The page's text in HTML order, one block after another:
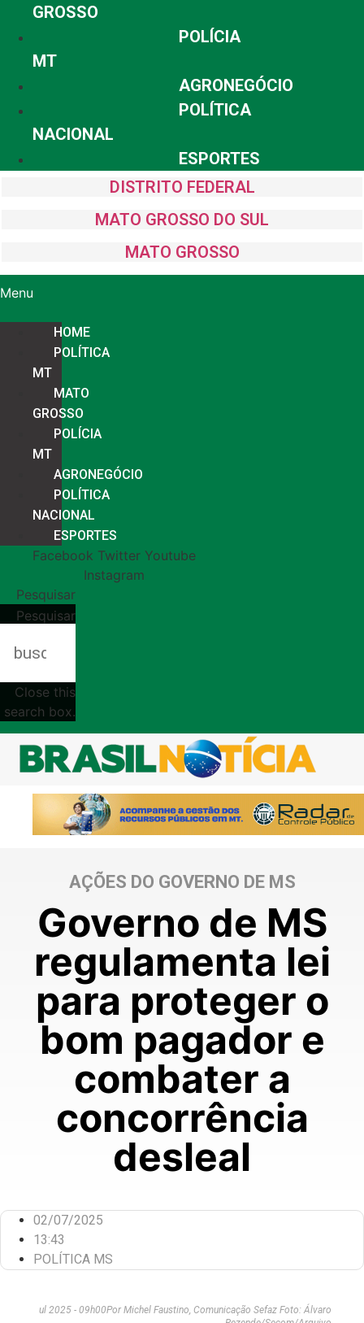
GROSSO
POLÍCIA
MT
AGRONEGÓCIO
POLÍTICA
NACIONAL
ESPORTES
DISTRITO FEDERAL
MATO GROSSO DO SUL
MATO GROSSO
Menu
HOME
POLÍTICA
MT
MATO
GROSSO
POLÍCIA
MT
AGRONEGÓCIO
POLÍTICA
NACIONAL
ESPORTES
Facebook Twitter Youtube
Instagram
Pesquisar
Pesquisar
Close this
search box.
AÇÕES DO GOVERNO DE MS
Governo de MS
regulamenta lei
para proteger o
bom pagador e
combater a
concorrência
desleal
02/07/2025
13:43
POLÍTICA MS
ul 2025 - 09h00Por Michel Faustino, Comunicação Sefaz Foto: Álvaro